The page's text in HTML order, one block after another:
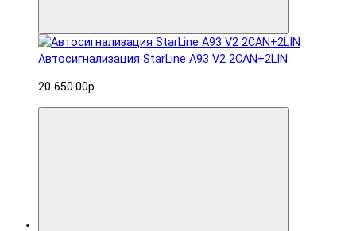
Автосигнализация StarLine A93 V2 2CAN+2LIN
20 650.00р.